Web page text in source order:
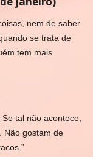
nem de saber
se trata de
tem mais
tal não acontece,
Não gostam de